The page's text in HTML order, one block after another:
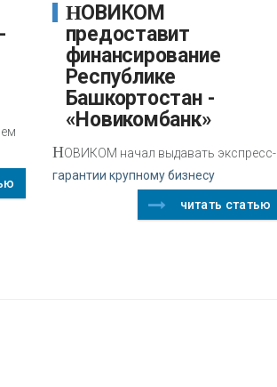
НОВИКОМ
предоставит
финансирование
Республике
Башкортостан -
«Новикомбанк»
НОВИКОМ начал выдавать экспресс-
гарантии крупному бизнесу
читать статью